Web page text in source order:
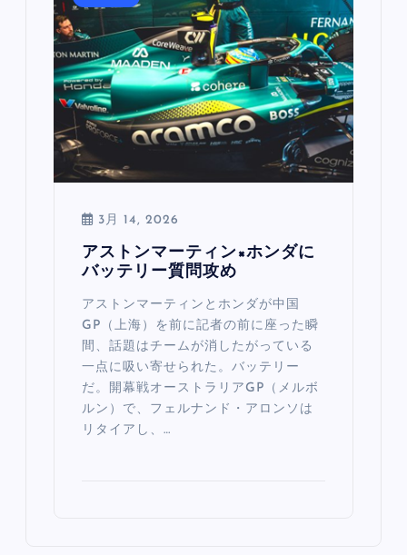
3月 14, 2026
アストンマーティン×ホンダに
バッテリー質問攻め
アストンマーティンとホンダが中国
GP（上海）を前に記者の前に座った瞬
間、話題はチームが消したがっている
一点に吸い寄せられた。バッテリー
だ。開幕戦オーストラリアGP（メルボ
ルン）で、フェルナンド・アロンソは
リタイアし、…